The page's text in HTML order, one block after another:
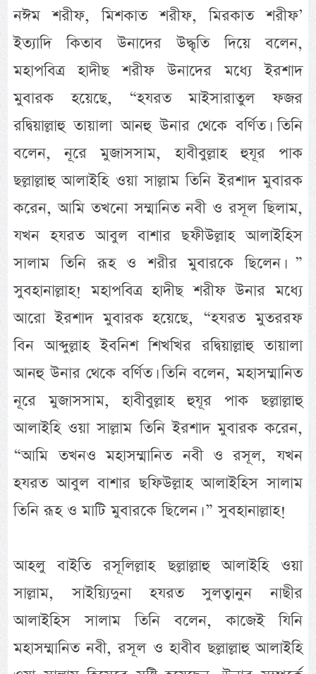
নঈম শরীফ, মিশকাত শরীফ, মিরকাত শরীফ’
ইত্যাদি কিতাব উনাদের উদ্ধৃতি দিয়ে বলেন,
মহাপবিত্র হাদীছ শরীফ উনাদের মধ্যে ইরশাদ
মুবারক হয়েছে, “হযরত মাইসারাতুল ফজর
রদ্বিয়াল্লাহু তায়ালা আনহু উনার থেকে বর্ণিত। তিনি
বলেন, নূরে মুজাসসাম, হাবীবুল্লাহ হুযূর পাক
ছল্লাল্লাহু আলাইহি ওয়া সাল্লাম তিনি ইরশাদ মুবারক
করেন, আমি তখনো সম্মানিত নবী ও রসূল ছিলাম,
যখন হযরত আবুল বাশার ছফীউল্লাহ আলাইহিস
সালাম তিনি রূহ ও শরীর মুবারকে ছিলেন। ”
সুবহানাল্লাহ! মহাপবিত্র হাদীছ শরীফ উনার মধ্যে
আরো ইরশাদ মুবারক হয়েছে, “হযরত মুতররফ
বিন আব্দুল্লাহ ইবনিশ শিখখির রদ্বিয়াল্লাহু তায়ালা
আনহু উনার থেকে বর্ণিত। তিনি বলেন, মহাসম্মানিত
নূরে মুজাসসাম, হাবীবুল্লাহ হুযূর পাক ছল্লাল্লাহু
আলাইহি ওয়া সাল্লাম তিনি ইরশাদ মুবারক করেন,
“আমি তখনও মহাসম্মানিত নবী ও রসূল, যখন
হযরত আবুল বাশার ছফিউল্লাহ আলাইহিস সালাম
তিনি রূহ ও মাটি মুবারকে ছিলেন। ” সুবহানাল্লাহ!
আহলু বাইতি রসূলিল্লাহ ছল্লাল্লাহু আলাইহি ওয়া
সাল্লাম, সাইয়্যিদুনা হযরত সুলত্বানুন নাছীর
আলাইহিস সালাম তিনি বলেন, কাজেই যিনি
মহাসম্মানিত নবী, রসূল ও হাবীব ছল্লাল্লাহু আলাইহি